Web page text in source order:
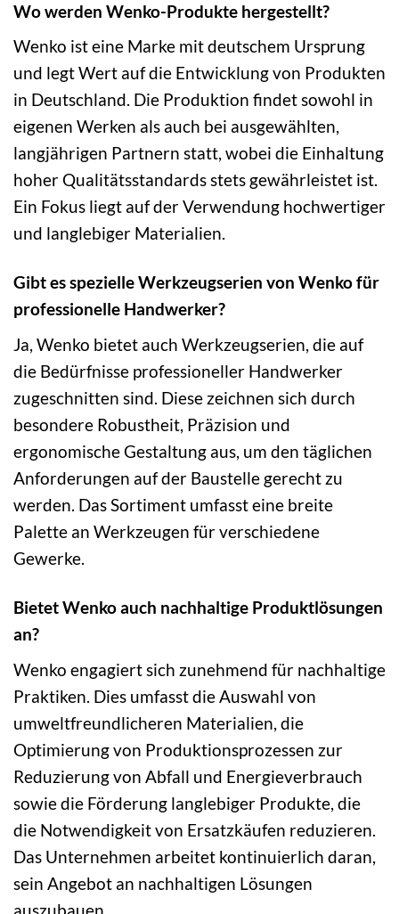
Wo werden Wenko-Produkte hergestellt?
Wenko ist eine Marke mit deutschem Ursprung
und legt Wert auf die Entwicklung von Produkten
in Deutschland. Die Produktion findet sowohl in
eigenen Werken als auch bei ausgewählten,
langjährigen Partnern statt, wobei die Einhaltung
hoher Qualitätsstandards stets gewährleistet ist.
Ein Fokus liegt auf der Verwendung hochwertiger
und langlebiger Materialien.
Gibt es spezielle Werkzeugserien von Wenko für
professionelle Handwerker?
Ja, Wenko bietet auch Werkzeugserien, die auf
die Bedürfnisse professioneller Handwerker
zugeschnitten sind. Diese zeichnen sich durch
besondere Robustheit, Präzision und
ergonomische Gestaltung aus, um den täglichen
Anforderungen auf der Baustelle gerecht zu
werden. Das Sortiment umfasst eine breite
Palette an Werkzeugen für verschiedene
Gewerke.
Bietet Wenko auch nachhaltige Produktlösungen
an?
Wenko engagiert sich zunehmend für nachhaltige
Praktiken. Dies umfasst die Auswahl von
umweltfreundlicheren Materialien, die
Optimierung von Produktionsprozessen zur
Reduzierung von Abfall und Energieverbrauch
sowie die Förderung langlebiger Produkte, die
die Notwendigkeit von Ersatzkäufen reduzieren.
Das Unternehmen arbeitet kontinuierlich daran,
sein Angebot an nachhaltigen Lösungen
auszubauen.